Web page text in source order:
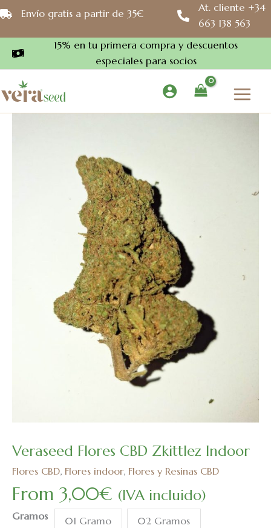
Ir
al
contenido
Envío gratis a partir de 35€
At. cliente +34
663 138 563
15% en tu primera compra y descuentos
especiales para socios
Veraseed Flores CBD Zkittlez Indoor
Flores CBD, Flores indoor, Flores y Resinas CBD
From 3,00€ (IVA incluido)
Gramos 01 Gramo 02 Gramos
Veraseed
Flores
Zkittlez
Indoor